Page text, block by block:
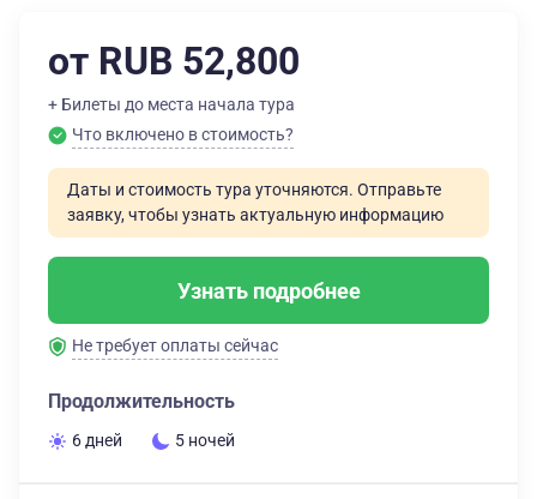
от RUB 52,800
+ Билеты до места начала тура
Что включено в стоимость?
Даты и стоимость тура уточняются. Отправьте
заявку, чтобы узнать актуальную информацию
Узнать подробнее
Не требует оплаты сейчас
Продолжительность
6 дней 5 ночей